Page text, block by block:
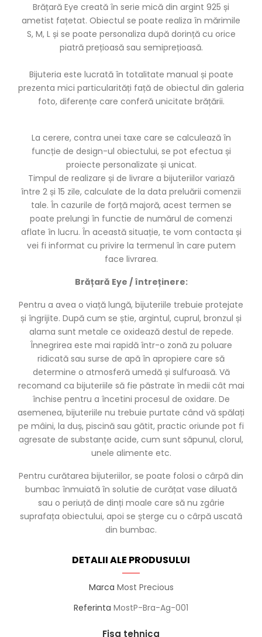
Brățară Eye creată în serie mică din argint 925 și
ametist fațetat. Obiectul se poate realiza în mărimile
S, M, L și se poate personaliza după dorință cu orice
piatră prețioasă sau semiprețioasă.
Bijuteria este lucrată în totalitate manual și poate
prezenta mici particularități față de obiectul din galeria
foto, diferențe care conferă unicitate brățării.
La cerere, contra unei taxe care se calculează în
funcție de design-ul obiectului, se pot efectua și
proiecte personalizate și unicat.
Timpul de realizare și de livrare a bijuteriilor variază
între 2 și 15 zile, calculate de la data preluării comenzii
tale. În cazurile de forță majoră, acest termen se
poate prelungi în functie de numărul de comenzi
aflate în lucru. În această situație, te vom contacta și
vei fi informat cu privire la termenul în care putem
face livrarea.
Brățară Eye / întreținere:
Pentru a avea o viață lungă, bijuteriile trebuie protejate
și îngrijite. După cum se știe, argintul, cuprul, bronzul și
alama sunt metale ce oxidează destul de repede.
Înnegrirea este mai rapidă într-o zonă zu poluare
ridicată sau surse de apă în apropiere care să
determine o atmosferă umedă și sulfuroasă. Vă
recomand ca bijuteriile să fie păstrate în medii cât mai
închise pentru a încetini procesul de oxidare. De
asemenea, bijuteriile nu trebuie purtate când vă spălați
pe mâini, la duș, piscină sau gătit, practic oriunde pot fi
agresate de substanțe acide, cum sunt săpunul, clorul,
unele alimente etc.
Pentru curătarea bijuteriilor, se poate folosi o cârpă din
bumbac înmuiată în solutie de curățat vase diluată
sau o periuță de dinți moale care să nu zgârie
suprafața obiectului, apoi se șterge cu o cârpă uscată
din bumbac.
DETALII ALE PRODUSULUI
Marca Most Precious
Referinta MostP-Bra-Ag-001
Fisa tehnica